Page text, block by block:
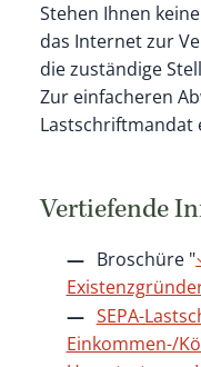
Stehen Ihnen
das Internet zur
die zuständige
Zur einfacheren
Lastschriftmandat
Vertiefende
Broschüre "
SEPA-
Einkommen-/